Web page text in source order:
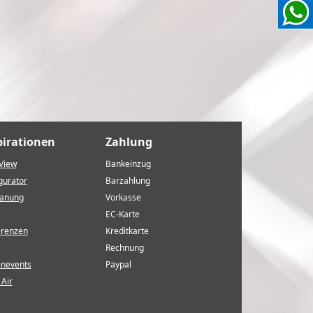
Zahlung
Bankeinzug
Barzahlung
Vorkasse
EC-Karte
Kreditkarte
Rechnung
Paypal